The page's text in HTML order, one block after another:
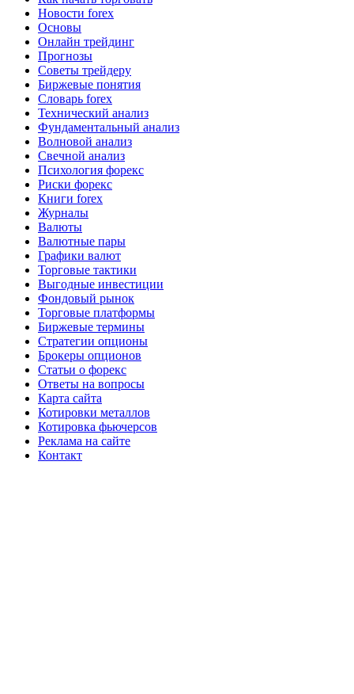
Новости forex
Основы
Онлайн трейдинг
Прогнозы
Советы трейдеру
Биржевые понятия
Словарь forex
Технический анализ
Фундаментальный анализ
Волновой анализ
Свечной анализ
Психология форекс
Риски форекс
Книги forex
Журналы
Валюты
Валютные пары
Графики валют
Торговые тактики
Выгодные инвестиции
Фондовый рынок
Торговые платформы
Биржевые термины
Стратегии опционы
Брокеры опционов
Статьи о форекс
Ответы на вопросы
Карта сайта
Котировки металлов
Котировка фьючерсов
Реклама на сайте
Контакт